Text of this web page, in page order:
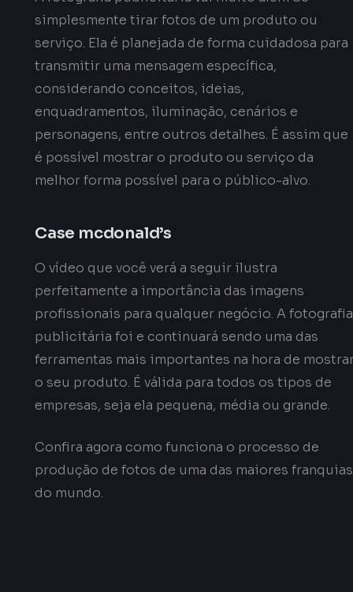
simplesmente tirar fotos de um produto ou
serviço. Ela é planejada de forma cuidadosa para
transmitir uma mensagem específica,
considerando conceitos, ideias,
enquadramentos, iluminação, cenários e
personagens, entre outros detalhes. É assim que
é possível mostrar o produto ou serviço da
melhor forma possível para o público-alvo.
Case mcdonald’s
O vídeo que você verá a seguir ilustra
perfeitamente a importância das imagens
profissionais para qualquer negócio. A fotografia
publicitária foi e continuará sendo uma das
ferramentas mais importantes na hora de
o seu produto. É válida para todos os tipos de
empresas, seja ela pequena, média ou grande.
Confira agora como funciona o processo de
produção de fotos de uma das maiores franquias
do mundo.